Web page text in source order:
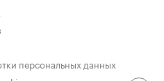
персональных данных